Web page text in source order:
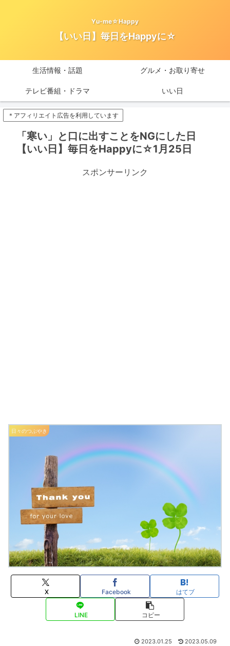
Yu-me☆Happy
【いい日】毎日をHappyに☆
生活情報・話題 グルメ・お取り寄せ
テレビ番組・ドラマ いい日
＊アフィリエイト広告を利用しています
「寒い」と口に出すことをNGにした日
【いい日】毎日をHappyに☆1月25日
スポンサーリンク
日々のつぶやき
X Facebook はてブ
LINE コピー
2023.01.25 2023.05.09